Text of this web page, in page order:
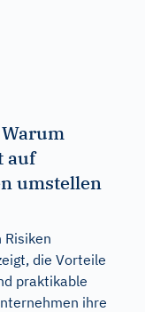
auf
umstellen
die Vorteile
praktikable
ihre